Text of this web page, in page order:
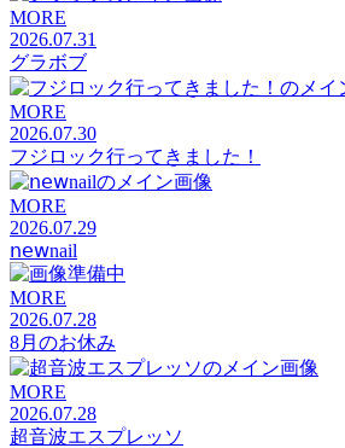
MORE
2026.07.31
グラボブ
MORE
2026.07.30
フジロック行ってきました！
MORE
2026.07.29
𝗇𝖾𝗐nail
MORE
2026.07.28
8月のお休み
MORE
2026.07.28
超音波エスプレッソ